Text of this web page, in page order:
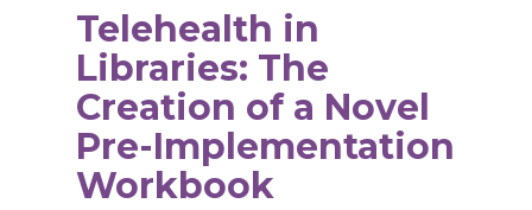
Telehealth in
Libraries: The
Creation of a Novel
Pre-Implementation
Workbook